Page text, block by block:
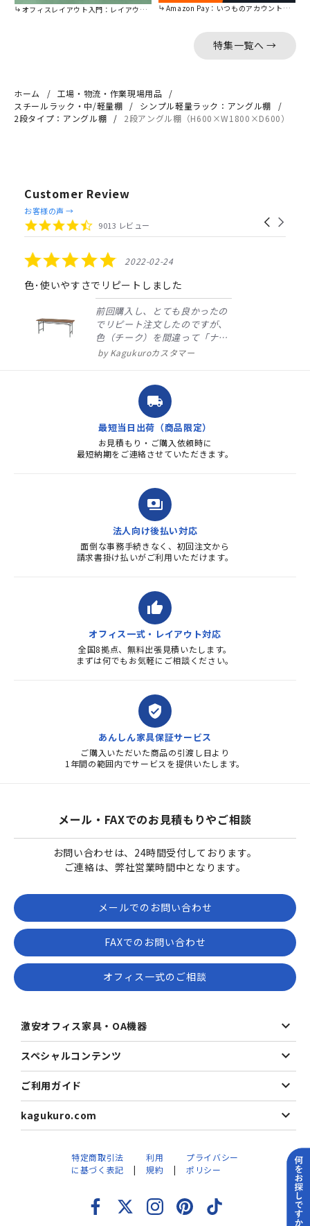
オフィスレイアウト入門：レイアウトの基本をご紹介。 Amazon Pay：いつものアカウントで簡単に決済可能。
特集一覧へ →
ホーム
工場・物流・作業現場用品
スチールラック・中/軽量棚
シンプル軽量ラック：アングル棚
2段タイプ：アングル棚
2段アングル棚（H600×W1800×D600）
Customer Review
Reviews
carousel
Carousel
4.4
star
9013 レビュー
お客様の声 →
5.0
star
rating
2022-02-24
色･使いやすさでリピートしました
前回購入し、とても良かったの
でリピート注文したのですが、
色（チーク）を間違って「ナチ
ュラル」としてしまいました。
ました。商品到着も早く、品
質・使いやすさで満足していま
す。また、リピートするときは
よろしくお...
Kagukuroカスタマー
local_shipping
最短当日出荷（商品限定）
お見積もり・ご購入依頼時に
最短納期をご連絡させていただきます。
payments
法人向け後払い対応
面倒な事務手続きなく、初回注文から
請求書掛け払いがご利用いただけます。
thumb_up
オフィス一式・レイアウト対応
全国8拠点、無料出張見積いたします。
まずは何でもお気軽にご相談ください。
verified_user
あんしん家具保証サービス
ご購入いただいた商品の引渡し日より
1年間の範囲内でサービスを提供いたします。
メール・FAXでのお見積もりやご相談
お問い合わせは、24時間受付しております。
ご連絡は、弊社営業時間中となります。
メールでのお問い合わせ
FAXでのお問い合わせ
オフィス一式のご相談
激安オフィス家具・OA機器
スペシャルコンテンツ
ご利用ガイド
kagukuro.com
特定商取引法
に基づく表記
利用
規約
プライバシー
ポリシー